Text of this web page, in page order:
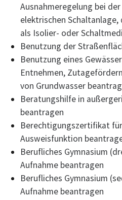
Ausnahmeregelung bei
elektrischen
als Isolier- oder
Benutzung der
Benutzung eines
Entnehmen,
von Grundwasser
Beratungshilfe in
beantragen
Berechtigungszertifikat
Ausweisfunktion
Berufliches Gymnasium
Aufnahme beantragen
Berufliches Gymnasium
Aufnahme beantragen